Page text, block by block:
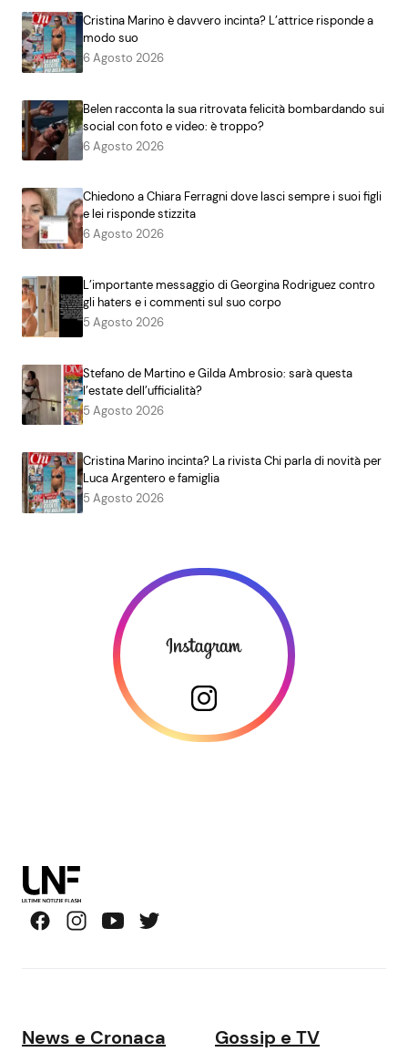
Cristina Marino è davvero incinta? L’attrice risponde a
modo suo
6 Agosto 2026
Belen racconta la sua ritrovata felicità bombardando sui
social con foto e video: è troppo?
6 Agosto 2026
Chiedono a Chiara Ferragni dove lasci sempre i suoi figli
e lei risponde stizzita
6 Agosto 2026
L’importante messaggio di Georgina Rodriguez contro
gli haters e i commenti sul suo corpo
5 Agosto 2026
Stefano de Martino e Gilda Ambrosio: sarà questa
l’estate dell’ufficialità?
5 Agosto 2026
Cristina Marino incinta? La rivista Chi parla di novità per
Luca Argentero e famiglia
5 Agosto 2026
News e Cronaca Gossip e TV